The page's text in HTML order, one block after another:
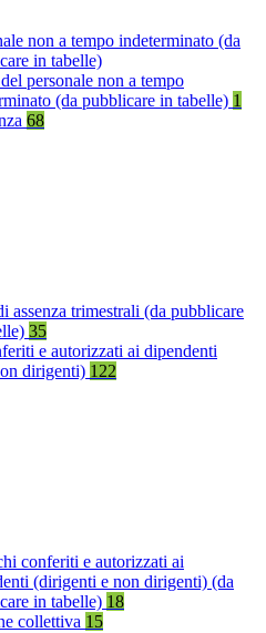
non a tempo indeterminato (da
in tabelle)
personale non a tempo
(da pubblicare in tabelle) 1
68
assenza trimestrali (da pubblicare
35
e autorizzati ai dipendenti
dirigenti) 122
conferiti e autorizzati ai
(dirigenti e non dirigenti) (da
in tabelle) 18
collettiva 15